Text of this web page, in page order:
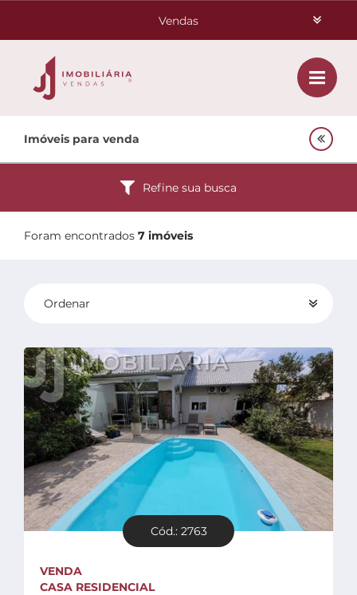
Vendas
Empreendimentos Agnes
Lançamentos
Oportunidades
Fale Conosco 48 3364-0079
Plantão 48 99842-0500
Divulgue seu imóvel
Imóveis para venda
Refine sua busca
Foram encontrados 7 imóveis
Ordenar
Endereço
Menor área
Maior área
Referência
Quarto
Menor valor
Cód.: 2763
VENDA
CASA RESIDENCIAL